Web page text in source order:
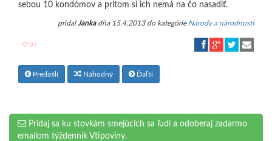
sebou 10 kondómov a pritom si ich nemá na čo nasadiť.
pridalJankadňa 15.4.2013 do kategórie Národy a národnosti
37
Predošlí Náhodný Ďaľší
Pridaj sa ku stovkám smejúcich sa ľudí a odoberaj zadarmo
emailom týždenník Vtipoviny.